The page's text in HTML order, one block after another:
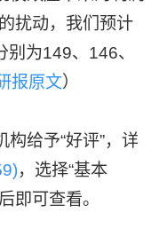
扰动，我们预计
为149、146、
报原文）
给予“好评”，详
，选择“基本
即可查看。